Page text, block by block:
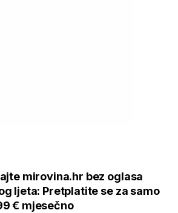
mirovina.hr bez oglasa
ljeta: Pretplatite se za samo
€ mjesečno